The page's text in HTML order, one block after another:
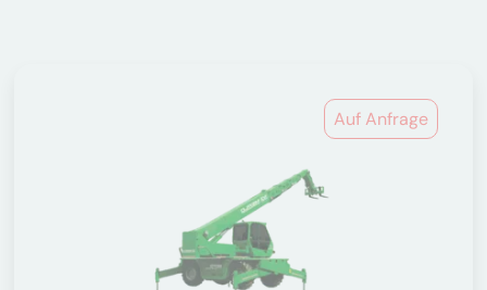
Auf Anfrage